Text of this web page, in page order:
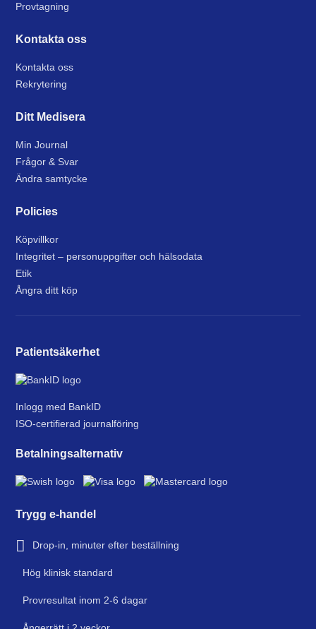
Provtagning
Kontakta oss
Kontakta oss
Rekrytering
Ditt Medisera
Min Journal
Frågor & Svar
Ändra samtycke
Policies
Köpvillkor
Integritet – personuppgifter och hälsodata
Etik
Ångra ditt köp
Patientsäkerhet
Inlogg med BankID
ISO-certifierad journalföring
Betalningsalternativ
Trygg e-handel
Drop-in, minuter efter beställning
Hög klinisk standard
Provresultat inom 2-6 dagar